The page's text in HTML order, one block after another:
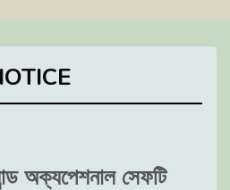
অক্যপেশনাল সেফটি